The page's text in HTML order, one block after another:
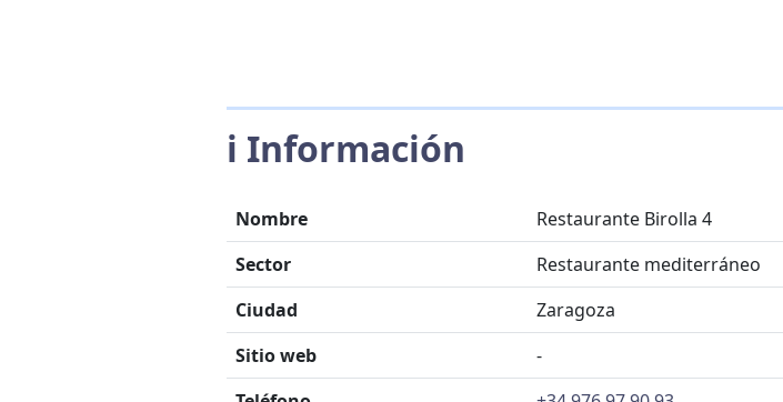
ℹ️ Información
Nombre
Restaurante Birolla 4
Sector
Restaurante mediterráneo
Ciudad
Zaragoza
Sitio web
-